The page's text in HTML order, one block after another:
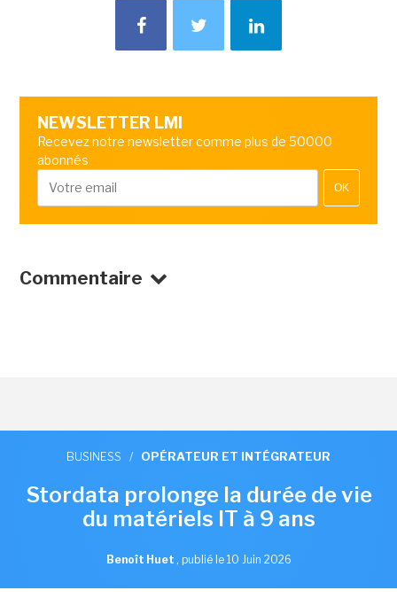
NEWSLETTER LMI
Recevez notre newsletter comme plus de 50000
abonnés
OK
Commentaire
BUSINESS / OPÉRATEUR ET INTÉGRATEUR
Stordata prolonge la durée de vie
du matériels IT à 9 ans
Benoît Huet , publié le 10 Juin 2026